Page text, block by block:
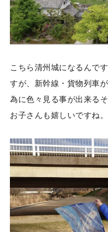
こちら清州城になるんで
すが、新幹線・貨物列車
為に色々見る事が出来る
お子さんも嬉しいですね。